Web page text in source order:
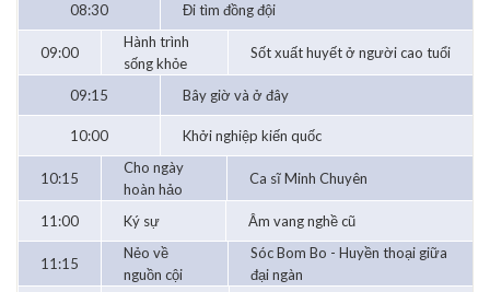
08:30 Đi tìm đồng đội
09:00
Hành trình
sống khỏe
Sốt xuất huyết ở người cao tuổi
09:15 Bây giờ và ở đây
10:00 Khởi nghiệp kiến quốc
10:15
Cho ngày
hoàn hảo
Ca sĩ Minh Chuyên
11:00 Ký sự Âm vang nghề cũ
11:15
Nẻo về
nguồn cội
Sóc Bom Bo - Huyền thoại giữa
đại ngàn